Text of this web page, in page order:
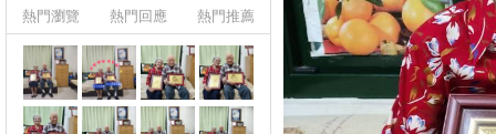
熱門瀏覽
熱門回應 熱門推薦